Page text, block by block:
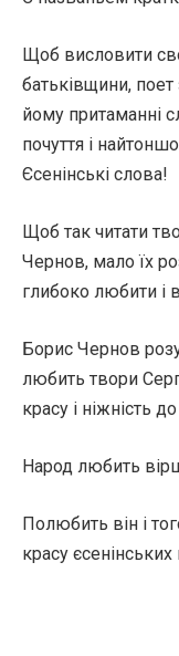
Щоб висловити
батьківщини,
йому притаманні
почуття і
Єсенінські слова!
Щоб так читати
Чернов, мало їх
глибоко любити і
Борис Чернов
любить твори
красу і ніжність
Народ любить
Полюбить він і
красу